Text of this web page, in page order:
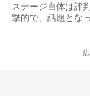
ステージ自体は評
撃的で、話題とな